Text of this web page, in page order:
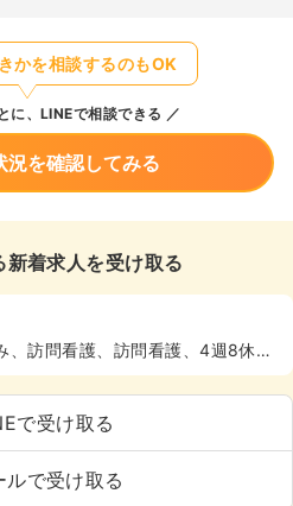
かを相談するのもOK
に、LINEで相談できる
況を確認してみる
着求人を受け取る
、訪問看護、訪問看護、4週8休以
で受け取る
ルで受け取る